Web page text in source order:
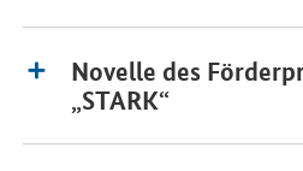
Novelle des
„STARK“